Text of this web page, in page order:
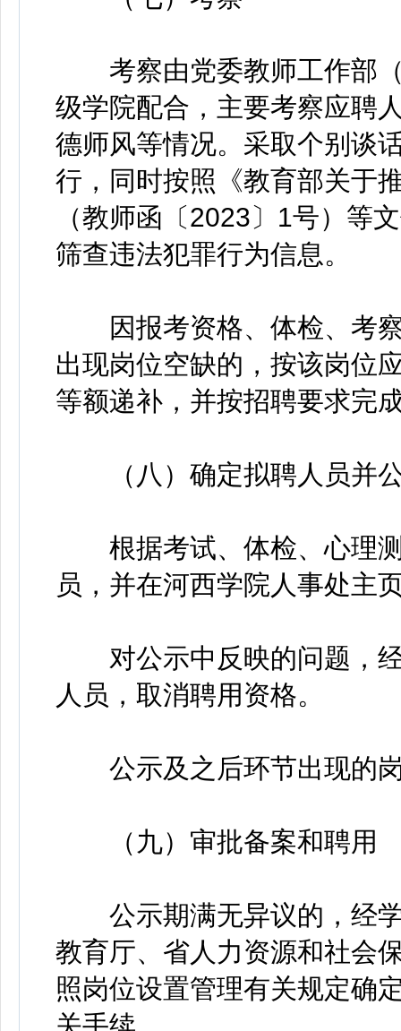
考察由党委教师工作部（
级学院配合，主要考察应聘
德师风等情况。采取个别谈
行，同时按照《教育部关于
（教师函〔2023〕1号）等
筛查违法犯罪行为信息。
因报考资格、体检、考察
出现岗位空缺的，按该岗位
等额递补，并按招聘要求完
（八）确定拟聘人员并
根据考试、体检、心理测
员，并在河西学院人事处主
对公示中反映的问题，经
人员，取消聘用资格。
公示及之后环节出现的岗
（九）审批备案和聘用
公示期满无异议的，经学
教育厅、省人力资源和社会
照岗位设置管理有关规定确